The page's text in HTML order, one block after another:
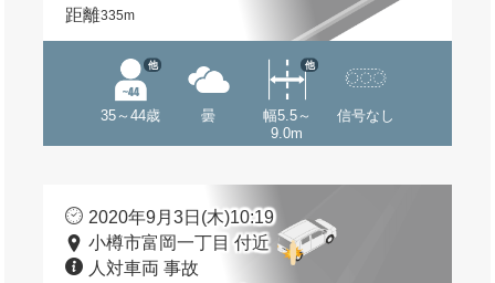
距離335m
35～44歳
他
曇
幅5.5～
9.0m
他
信号なし
2020年9月3日(木)10:19
小樽市富岡一丁目 付近
人対車両 事故